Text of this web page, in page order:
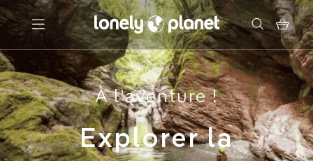
Menu
Votre recherche
À l'aventure !
Explorer la